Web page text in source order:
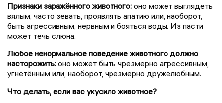
Признаки заражённого животного: оно может выглядеть
вялым, часто зевать, проявлять апатию или, наоборот,
быть агрессивным, нервным и бояться воды. Из пасти
может течь слюна.
Любое ненормальное поведение животного должно
насторожить: оно может быть чрезмерно агрессивным,
угнетённым или, наоборот, чрезмерно дружелюбным.
Что делать, если вас укусило животное?